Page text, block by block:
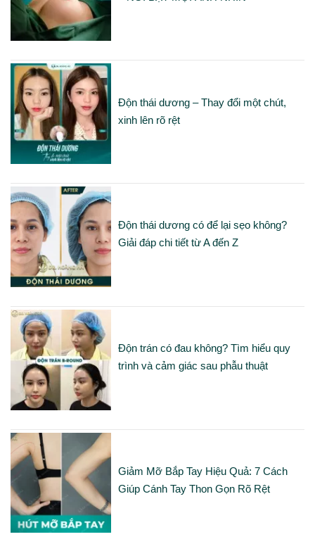
Độn thái dương – Thay đổi một chút,
xinh lên rõ rệt
Độn thái dương có để lại sẹo không?
Giải đáp chi tiết từ A đến Z
Độn trán có đau không? Tìm hiểu quy
trình và cảm giác sau phẫu thuật
Giảm Mỡ Bắp Tay Hiệu Quả: 7 Cách
Giúp Cánh Tay Thon Gọn Rõ Rệt